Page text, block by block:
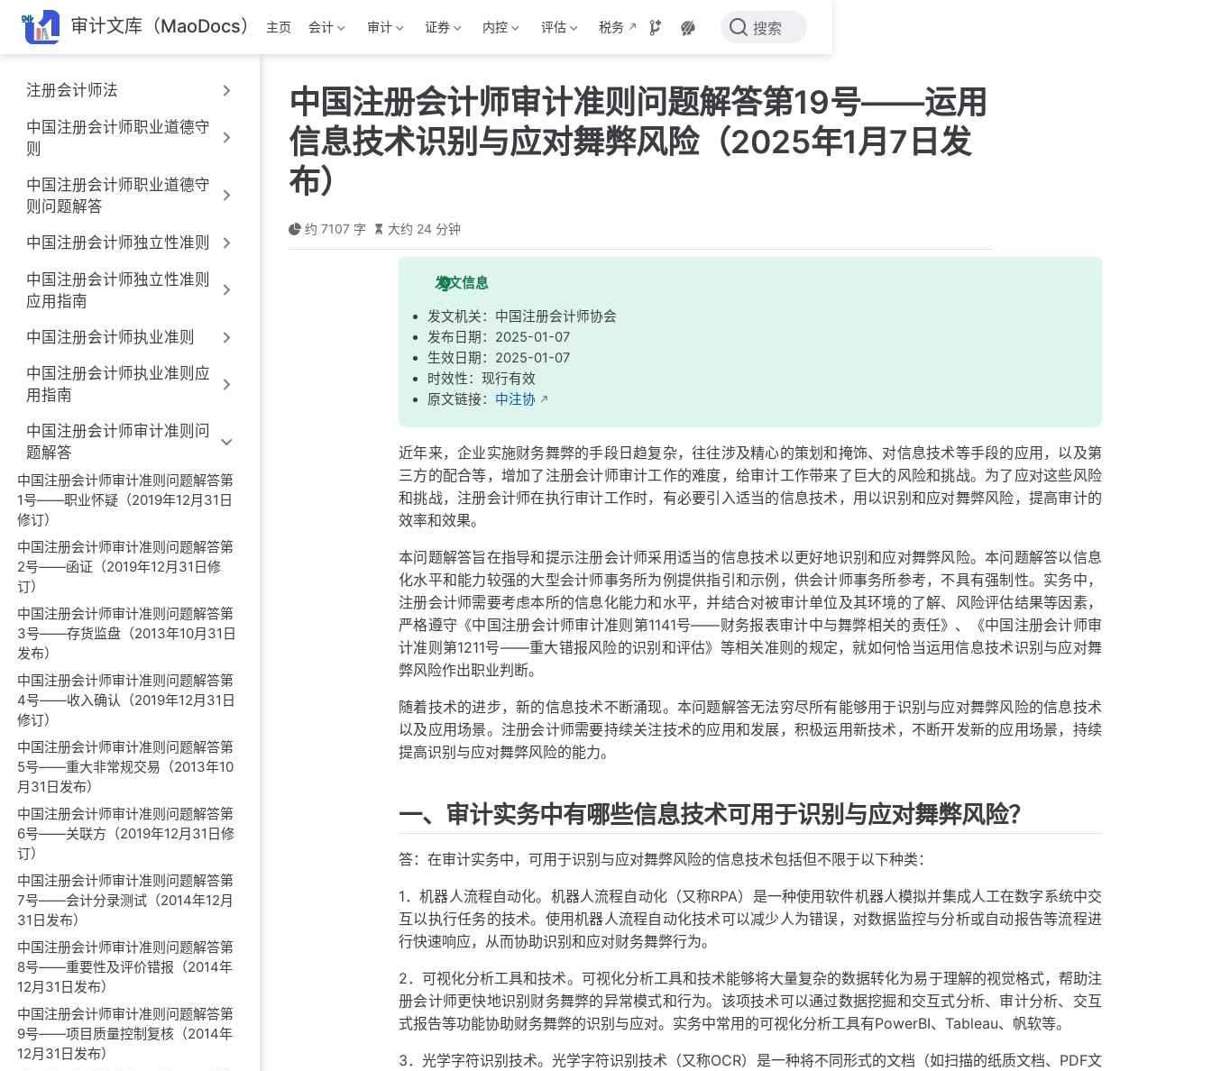
跳
至
主
要
內
容
审计文库（MaoDocs） 主页 会计 审计 证券 内控 评估 税务 搜索
注册会计师法
中国注册会计师职业道德守
则
中国注册会计师职业道德守
则问题解答
中国注册会计师独立性准则
中国注册会计师独立性准则
应用指南
中国注册会计师执业准则
中国注册会计师执业准则应
用指南
中国注册会计师审计准则问
题解答
中国注册会计师审计准则问题解答第
1号——职业怀疑（2019年12月31日
修订）
中国注册会计师审计准则问题解答第
2号——函证（2019年12月31日修
订）
中国注册会计师审计准则问题解答第
3号——存货监盘（2013年10月31日
发布）
中国注册会计师审计准则问题解答第
4号——收入确认（2019年12月31日
修订）
中国注册会计师审计准则问题解答第
5号——重大非常规交易（2013年10
月31日发布）
中国注册会计师审计准则问题解答第
6号——关联方（2019年12月31日修
订）
中国注册会计师审计准则问题解答第
7号——会计分录测试（2014年12月
31日发布）
中国注册会计师审计准则问题解答第
8号——重要性及评价错报（2014年
12月31日发布）
中国注册会计师审计准则问题解答第
9号——项目质量控制复核（2014年
12月31日发布）
中国注册会计师审计准则问题解答第19号——运用
信息技术识别与应对舞弊风险（2025年1月7日发
布）
约 7107 字 大约 24 分钟
发文信息
发文机关：中国注册会计师协会
发布日期：2025-01-07
生效日期：2025-01-07
时效性：现行有效
原文链接： 中注协
近年来，企业实施财务舞弊的手段日趋复杂，往往涉及精心的策划和掩饰、对信息技术等手段的应用，以及第
三方的配合等，增加了注册会计师审计工作的难度，给审计工作带来了巨大的风险和挑战。为了应对这些风险
和挑战，注册会计师在执行审计工作时，有必要引入适当的信息技术，用以识别和应对舞弊风险，提高审计的
效率和效果。
本问题解答旨在指导和提示注册会计师采用适当的信息技术以更好地识别和应对舞弊风险。本问题解答以信息
化水平和能力较强的大型会计师事务所为例提供指引和示例，供会计师事务所参考，不具有强制性。实务中，
注册会计师需要考虑本所的信息化能力和水平，并结合对被审计单位及其环境的了解、风险评估结果等因素，
严格遵守《中国注册会计师审计准则第1141号——财务报表审计中与舞弊相关的责任》、《中国注册会计师审
计准则第1211号——重大错报风险的识别和评估》等相关准则的规定，就如何恰当运用信息技术识别与应对舞
弊风险作出职业判断。
随着技术的进步，新的信息技术不断涌现。本问题解答无法穷尽所有能够用于识别与应对舞弊风险的信息技术
以及应用场景。注册会计师需要持续关注技术的应用和发展，积极运用新技术，不断开发新的应用场景，持续
提高识别与应对舞弊风险的能力。
一、审计实务中有哪些信息技术可用于识别与应对舞弊风险？
答：在审计实务中，可用于识别与应对舞弊风险的信息技术包括但不限于以下种类：
1．机器人流程自动化。机器人流程自动化（又称RPA）是一种使用软件机器人模拟并集成人工在数字系统中交
互以执行任务的技术。使用机器人流程自动化技术可以减少人为错误，对数据监控与分析或自动报告等流程进
行快速响应，从而协助识别和应对财务舞弊行为。
2．可视化分析工具和技术。可视化分析工具和技术能够将大量复杂的数据转化为易于理解的视觉格式，帮助注
册会计师更快地识别财务舞弊的异常模式和行为。该项技术可以通过数据挖掘和交互式分析、审计分析、交互
式报告等功能协助财务舞弊的识别与应对。实务中常用的可视化分析工具有PowerBI、Tableau、帆软等。
3．光学字符识别技术。光学字符识别技术（又称OCR）是一种将不同形式的文档（如扫描的纸质文档、PDF文